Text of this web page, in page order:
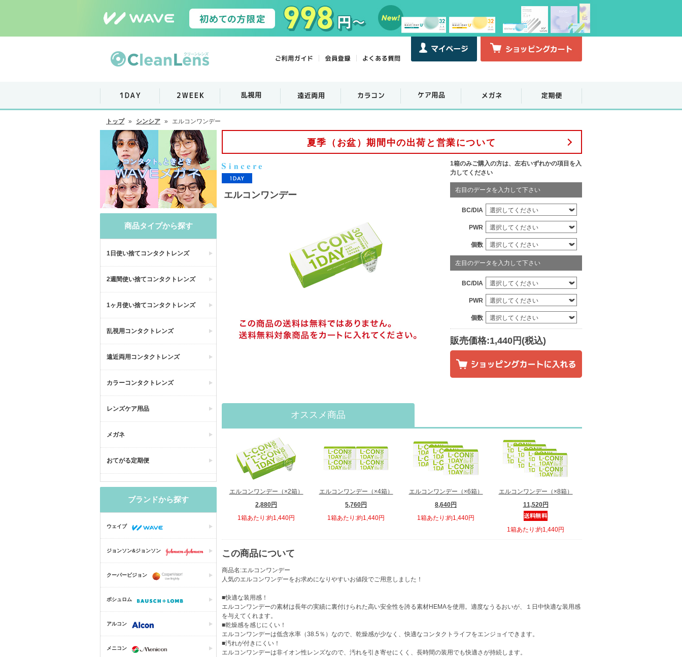
トップ » シンシア » エルコンワンデー
商品タイプから探す
1日使い捨てコンタクトレンズ
2週間使い捨てコンタクトレンズ
1ヶ月使い捨てコンタクトレンズ
乱視用コンタクトレンズ
遠近両用コンタクトレンズ
カラーコンタクトレンズ
レンズケア用品
メガネ
おてがる定期便
ブランドから探す
ウェイブ
ジョンソン&ジョンソン
クーパービジョン
ボシュロム
アルコン
メニコン
夏季（お盆）期間中の出荷と営業について
エルコンワンデー
1箱のみご購入の方は、左右いずれかの項目を入
力してください
右目のデータを入力して下さい
BC/DIA
PWR
個数
左目のデータを入力して下さい
BC/DIA
PWR
個数
販売価格:1,440円(税込)
オススメ商品
エルコンワンデー（×2箱）
2,880円
1箱あたり:約1,440円
エルコンワンデー（×4箱）
5,760円
1箱あたり:約1,440円
エルコンワンデー（×6箱）
8,640円
1箱あたり:約1,440円
エルコンワンデー（×8箱）
11,520円
1箱あたり:約1,440円
この商品について
商品名:エルコンワンデー
人気のエルコンワンデーをお求めになりやすいお値段でご用意しました！
■快適な装用感！
エルコンワンデーの素材は長年の実績に裏付けられた高い安全性を誇る素材HEMAを使用。適度なうるおいが、１日中快適な装用感
を与えてくれます。
■乾燥感を感じにくい！
エルコンワンデーは低含水率（38.5％）なので、乾燥感が少なく、快適なコンタクトライフをエンジョイできます。
■汚れが付きにくい！
エルコンワンデーは非イオン性レンズなので、汚れを引き寄せにくく、長時間の装用でも快適さが持続します。